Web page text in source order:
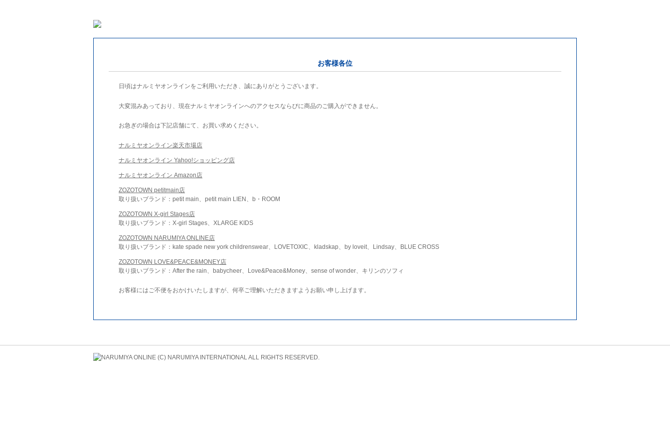
お客様各位
日頃はナルミヤオンラインをご利用いただき、誠にありがとうございます。
大変混みあっており、現在ナルミヤオンラインへのアクセスならびに商品のご購入ができません。
お急ぎの場合は下記店舗にて、お買い求めください。
ナルミヤオンライン楽天市場店
ナルミヤオンライン Yahoo!ショッピング店
ナルミヤオンライン Amazon店
ZOZOTOWN petitmain店
取り扱いブランド：petit main、petit main LIEN、b・ROOM
ZOZOTOWN X-girl Stages店
取り扱いブランド：X-girl Stages、XLARGE KIDS
ZOZOTOWN NARUMIYA ONLINE店
取り扱いブランド：kate spade new york childrenswear、LOVETOXIC、kladskap、by loveit、Lindsay、BLUE CROSS
ZOZOTOWN LOVE&PEACE&MONEY店
取り扱いブランド：After the rain、babycheer、Love&Peace&Money、sense of wonder、キリンのソフィ
お客様にはご不便をおかけいたしますが、何卒ご理解いただきますようお願い申し上げます。